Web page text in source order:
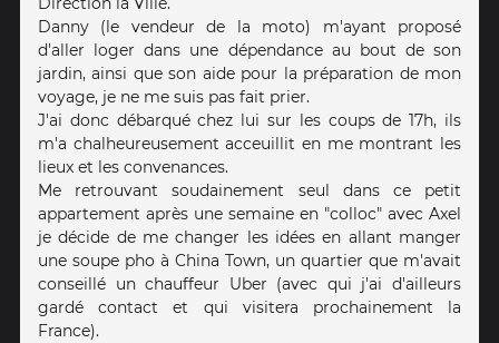
Danny (le vendeur de la moto) m'ayant proposé
d'aller loger dans une dépendance au bout de son
jardin, ainsi que son aide pour la préparation de mon
voyage, je ne me suis pas fait prier.
J'ai donc débarqué chez lui sur les coups de 17h, ils
m'a chalheureusement acceuillit en me montrant les
lieux et les convenances.
Me retrouvant soudainement seul dans ce petit
appartement après une semaine en "colloc" avec Axel
je décide de me changer les idées en allant manger
une soupe pho à China Town, un quartier que m'avait
conseillé un chauffeur Uber (avec qui j'ai d'ailleurs
gardé contact et qui visitera prochainement la
France).